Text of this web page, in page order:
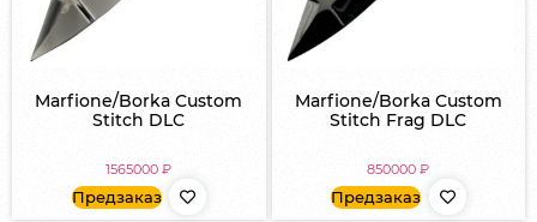
Marfione/Borka Custom
Stitch DLC
1565000₽
Предзаказ
Marfione/Borka Custom
Stitch Frag DLC
850000₽
Предзаказ